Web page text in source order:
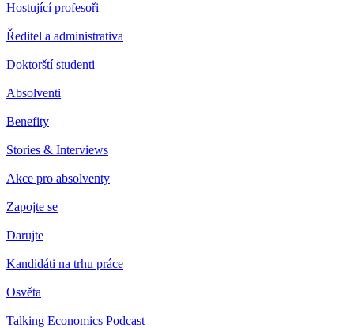
Hostující profesoři
Ředitel a administrativa
Doktorští studenti
Absolventi
Benefity
Stories & Interviews
Akce pro absolventy
Zapojte se
Darujte
Kandidáti na trhu práce
Osvěta
Talking Economics Podcast